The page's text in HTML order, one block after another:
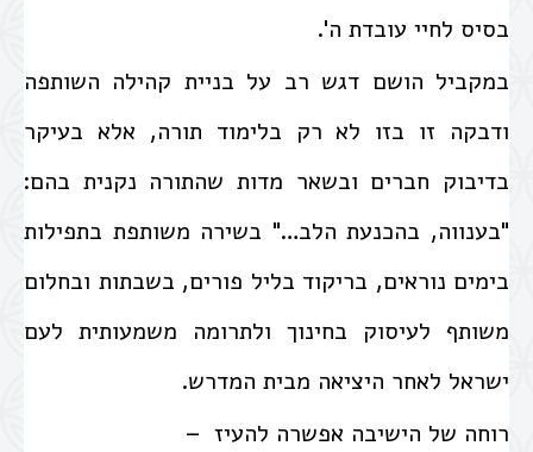
בסיס לחיי עובדת ה'.
במקביל הושם דגש רב על בניית קהילה השותפה
ודבקה זו בזו לא רק בלימוד תורה, אלא בעיקר
בדיבוק חברים ובשאר מדות שהתורה נקנית בהם:
"בענווה, בהכנעת הלב…" בשירה משותפת בתפילות
בימים נוראים, בריקוד בליל פורים, בשבתות ובחלום
משותף לעיסוק בחינוך ולתרומה משמעותית לעם
ישראל לאחר היציאה מבית המדרש.
רוחה של הישיבה אפשרה להעיז –